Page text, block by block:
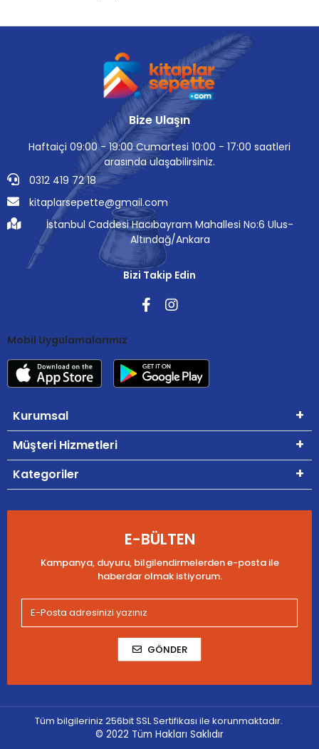
Bize Ulaşın
Haftaiçi 09:00 - 19:00 Cumartesi 10:00 - 17:00 saatleri
arasında ulaşabilirsiniz.
0312 419 72 18
kitaplarsepette@gmail.com
İstanbul Caddesi Hacıbayram Mahallesi No:6 Ulus-
Altındağ/Ankara
Bizi Takip Edin
Mobil Uygulamalarımız
Kurumsal
Müşteri Hizmetleri
Kategoriler
E-BÜLTEN
Kampanya, duyuru, bilgilendirmelerden e-posta ile
haberdar olmak istiyorum.
GÖNDER
Tüm bilgileriniz 256bit SSL Sertifikası ile korunmaktadır.
© 2022 Tüm Hakları Saklıdır